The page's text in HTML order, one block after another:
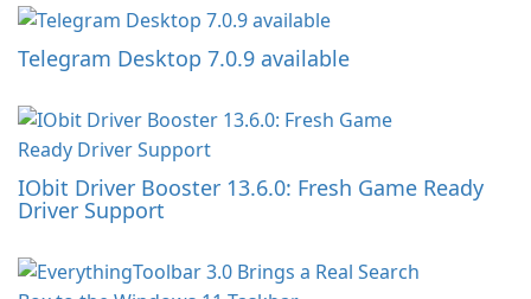
Telegram Desktop 7.0.9 available
IObit Driver Booster 13.6.0: Fresh Game Ready
Driver Support